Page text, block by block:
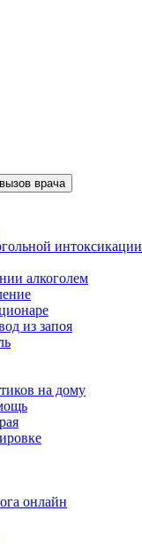
врача
интоксикации
алкоголем
из запоя
на дому
онлайн